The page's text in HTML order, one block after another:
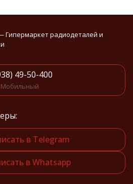
Гипермаркет радиодеталей и
49-50-400
Мобильный
в Telegram
в Whatsapp